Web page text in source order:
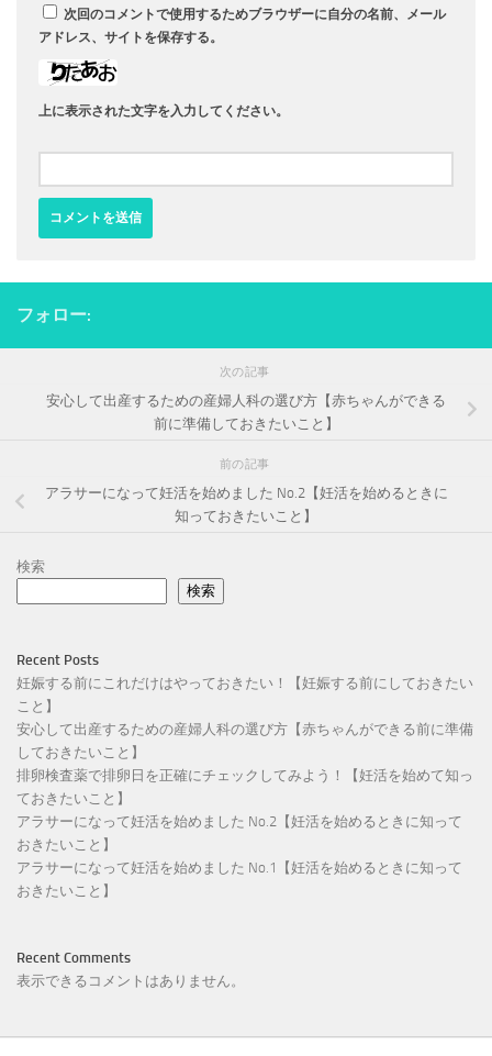
次回のコメントで使用するためブラウザーに自分の名前、メール
アドレス、サイトを保存する。
上に表示された文字を入力してください。
フォロー:
次の記事
安心して出産するための産婦人科の選び方【赤ちゃんができる
前に準備しておきたいこと】
前の記事
アラサーになって妊活を始めました No.2【妊活を始めるときに
知っておきたいこと】
検索
検索
Recent Posts
妊娠する前にこれだけはやっておきたい！【妊娠する前にしておきたい
こと】
安心して出産するための産婦人科の選び方【赤ちゃんができる前に準備
しておきたいこと】
排卵検査薬で排卵日を正確にチェックしてみよう！【妊活を始めて知っ
ておきたいこと】
アラサーになって妊活を始めました No.2【妊活を始めるときに知って
おきたいこと】
アラサーになって妊活を始めました No.1【妊活を始めるときに知って
おきたいこと】
Recent Comments
表示できるコメントはありません。